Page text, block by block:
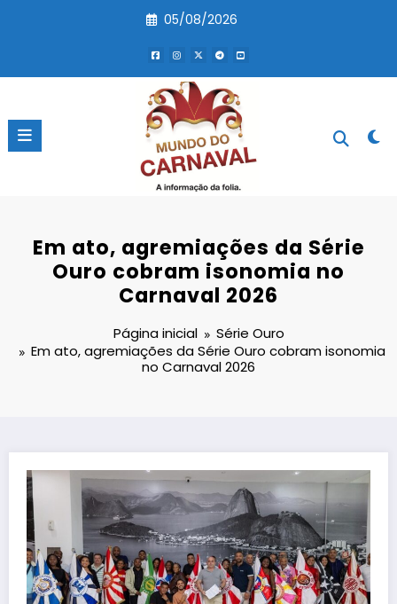
05/08/2026
Em ato, agremiações da Série
Ouro cobram isonomia no
Carnaval 2026
Página inicial
Série Ouro
Em ato, agremiações da Série Ouro cobram isonomia
no Carnaval 2026